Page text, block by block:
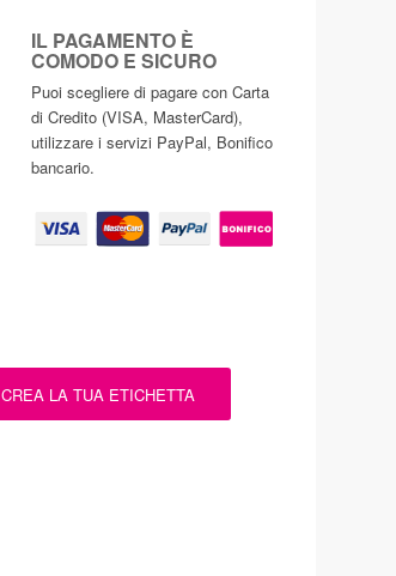
IL PAGAMENTO È
COMODO E SICURO
Puoi scegliere di pagare con Carta
di Credito (VISA, MasterCard),
utilizzare i servizi PayPal, Bonifico
bancario.
CREA LA TUA ETICHETTA